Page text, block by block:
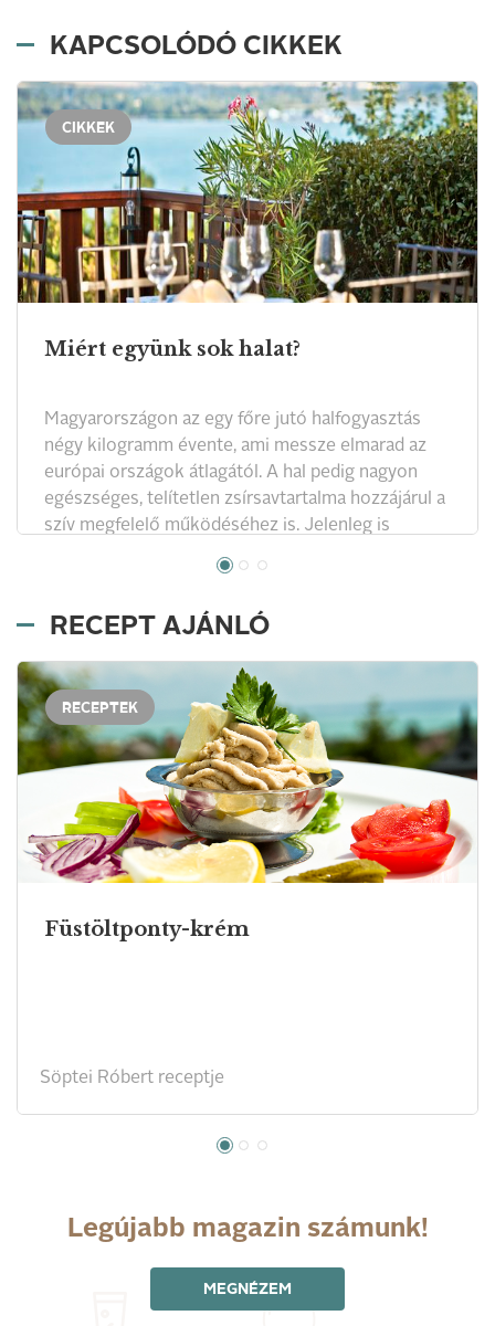
KAPCSOLÓDÓ CIKKEK
CIKKEK
Miért együnk sok halat?
Magyarországon az egy főre jutó halfogyasztás
négy kilogramm évente, ami messze elmarad az
európai országok átlagától. A hal pedig nagyon
egészséges, telítetlen zsírsavtartalma hozzájárul a
szív megfelelő működéséhez is. Jelenleg is
RECEPT AJÁNLÓ
RECEPTEK
Füstöltponty-krém
Söptei Róbert receptje
Legújabb magazin számunk!
MEGNÉZEM